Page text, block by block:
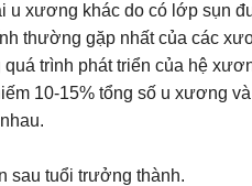
u xương khác do có lớp sụn
thường gặp nhất của các
trình phát triển của hệ
10-15% tổng số u xương
sau tuổi trưởng thành.